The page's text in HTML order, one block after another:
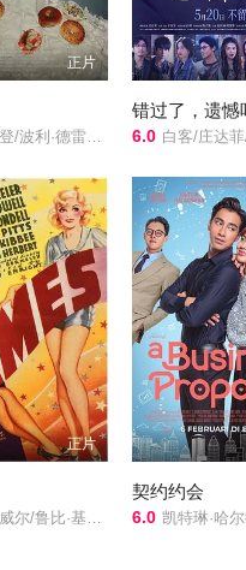
正片
拉·詹姆斯/Cilda Shaur/黛博拉·奥夫纳/Rachel Sennott/Ariel Eliaz/Danny Deferrari/
错过了，遗憾
6.0 白客/庄达菲/周澄奥/敖
正片
·基勒/Hugh Herbert/
契约约会
6.0 凯特琳·哈尔德曼/艾丽尔·塔